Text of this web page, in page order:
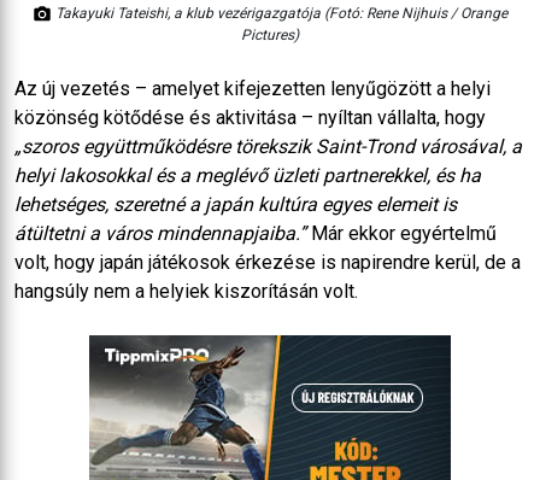
Takayuki Tateishi, a klub vezérigazgatója (Fotó: Rene Nijhuis / Orange
Pictures)
Az új vezetés – amelyet kifejezetten lenyűgözött a helyi
közönség kötődése és aktivitása – nyíltan vállalta, hogy
„szoros együttműködésre törekszik Saint-Trond városával, a
helyi lakosokkal és a meglévő üzleti partnerekkel, és ha
lehetséges, szeretné a japán kultúra egyes elemeit is
átültetni a város mindennapjaiba.”Már ekkor egyértelmű
volt, hogy japán játékosok érkezése is napirendre kerül, de a
hangsúly nem a helyiek kiszorításán volt.